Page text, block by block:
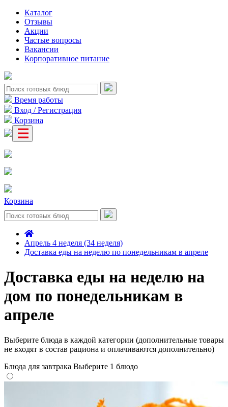
Каталог
Отзывы
Акции
Частые вопросы
Вакансии
Корпоративное питание
Время работы
Вход / Регистрация
Корзина
Корзина
Апрель 4 неделя (34 неделя)
Доставка еды на неделю по понедельникам в апреле
Доставка еды на неделю на
дом по понедельникам в
апреле
Выберите блюда в каждой категории (дополнительные товары
не входят в состав рациона и оплачиваются дополнительно)
Блюда для завтрака Выберите 1 блюдо